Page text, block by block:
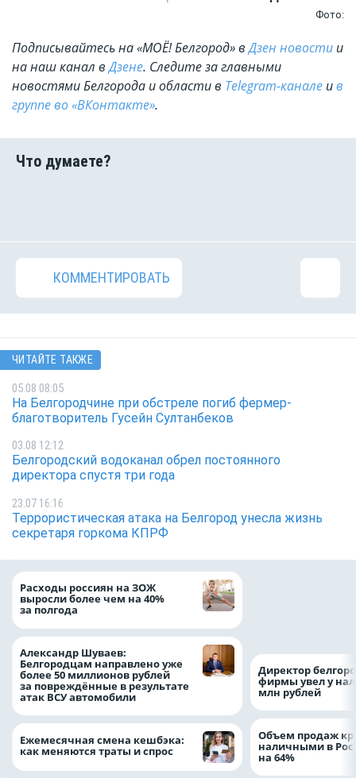
Фото:
Подписывайтесь на «МОЁ! Белгород» вДзен новости и
на наш канал вДзене. Cледите за главными
новостями Белгорода и области в Telegram-канале ив
группе во «ВКонтакте».
КОММЕНТИРОВАТЬ
ЧИТАЙТЕ ТАКЖЕ
05.08 08:05
На Белгородчине при обстреле погиб фермер-
благотворитель Гусейн Султанбеков
03.08 12:12
Белгородский водоканал обрел постоянного
директора спустя три года
23.07 16:16
Террористическая атака на Белгород унесла жизнь
секретаря горкома КПРФ
Расходы россиян на ЗОЖ
выросли более чем на 40%
за полгода
Александр Шуваев:
Белгородцам направлено уже
более 50 миллионов рублей
за повреждённые в результате
атак ВСУ автомобили
Ежемесячная смена кешбэка:
как меняются траты и спрос
Директор
фирмы увел у
млн рублей
Объем продаж
наличными в
на 64%